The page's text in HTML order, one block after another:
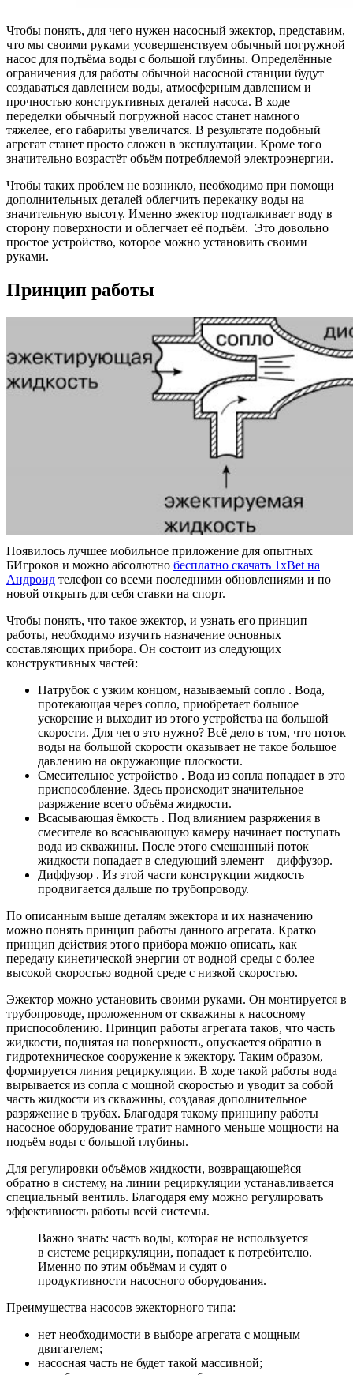
Чтобы понять, для чего нужен насосный эжектор, представим,
что мы своими руками усовершенствуем обычный погружной
насос для подъёма воды с большой глубины. Определённые
ограничения для работы обычной насосной станции будут
создаваться давлением воды, атмосферным давлением и
прочностью конструктивных деталей насоса. В ходе
переделки обычный погружной насос станет намного
тяжелее, его габариты увеличатся. В результате подобный
агрегат станет просто сложен в эксплуатации. Кроме того
значительно возрастёт объём потребляемой электроэнергии.
Чтобы таких проблем не возникло, необходимо при помощи
дополнительных деталей облегчить перекачку воды на
значительную высоту. Именно эжектор подталкивает воду в
сторону поверхности и облегчает её подъём. Это довольно
простое устройство, которое можно установить своими
руками.
Принцип работы
Появилось лучшее мобильное приложение для опытных
БИгроков и можно абсолютно бесплатно скачать 1xBet на
Андроид телефон со всеми последними обновлениями и по
новой открыть для себя ставки на спорт.
Чтобы понять, что такое эжектор, и узнать его принцип
работы, необходимо изучить назначение основных
составляющих прибора. Он состоит из следующих
конструктивных частей:
Патрубок с узким концом, называемый сопло . Вода,
протекающая через сопло, приобретает большое
ускорение и выходит из этого устройства на большой
скорости. Для чего это нужно? Всё дело в том, что поток
воды на большой скорости оказывает не такое большое
давлению на окружающие плоскости.
Смесительное устройство . Вода из сопла попадает в это
приспособление. Здесь происходит значительное
разряжение всего объёма жидкости.
Всасывающая ёмкость . Под влиянием разряжения в
смесителе во всасывающую камеру начинает поступать
вода из скважины. После этого смешанный поток
жидкости попадает в следующий элемент – диффузор.
Диффузор . Из этой части конструкции жидкость
продвигается дальше по трубопроводу.
По описанным выше деталям эжектора и их назначению
можно понять принцип работы данного агрегата. Кратко
принцип действия этого прибора можно описать, как
передачу кинетической энергии от водной среды с более
высокой скоростью водной среде с низкой скоростью.
Эжектор можно установить своими руками. Он монтируется в
трубопроводе, проложенном от скважины к насосному
приспособлению. Принцип работы агрегата таков, что часть
жидкости, поднятая на поверхность, опускается обратно в
гидротехническое сооружение к эжектору. Таким образом,
формируется линия рециркуляции. В ходе такой работы вода
вырывается из сопла с мощной скоростью и уводит за собой
часть жидкости из скважины, создавая дополнительное
разряжение в трубах. Благодаря такому принципу работы
насосное оборудование тратит намного меньше мощности на
подъём воды с большой глубины.
Для регулировки объёмов жидкости, возвращающейся
обратно в систему, на линии рециркуляции устанавливается
специальный вентиль. Благодаря ему можно регулировать
эффективность работы всей системы.
Важно знать: часть воды, которая не используется
в системе рециркуляции, попадает к потребителю.
Именно по этим объёмам и судят о
продуктивности насосного оборудования.
Преимущества насосов эжекторного типа:
нет необходимости в выборе агрегата с мощным
двигателем;
насосная часть не будет такой массивной;